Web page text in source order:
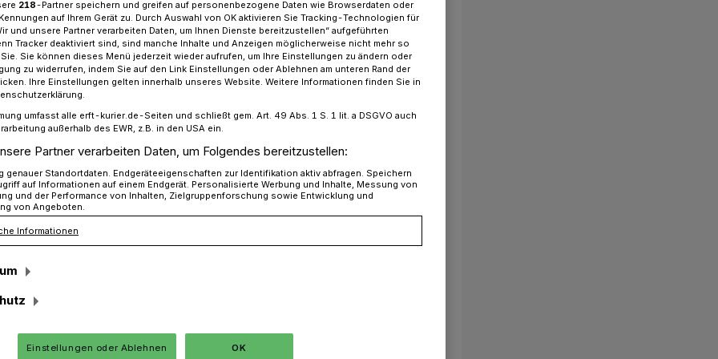
Dr. Walter Rehder über den Booster-Sonntag
den Booster-Sonntag
Einzelnen
Sonntag“ bezeichnet: die
Erst-, Zweit- oder Dritt-Impfung gegen
Jüchen und der Rhein-Kreis haben
für Jüchen geschaffen. Der Top-
der als Impf-Arzt vor Ort den
218-Partner speichern und greifen auf personenbezogene Daten wie Browserdaten oder
auf Ihrem Gerät zu. Durch Auswahl von OK aktivieren Sie Tracking-Technologien für
und unsere Partner verarbeiten Daten, um Ihnen Dienste bereitzustellen“ aufgeführten
Tracker deaktiviert sind, sind manche Inhalte und Anzeigen möglicherweise nicht mehr so
Sie können dieses Menü jederzeit wieder aufrufen, um Ihre Einstellungen zu ändern oder
zu widerrufen, indem Sie auf den Link Einstellungen oder Ablehnen am unteren Rand der
Ihre Einstellungen gelten innerhalb unseres Website. Weitere Informationen finden Sie in
umfasst alle erft-kurier.de-Seiten und schließt gem. Art. 49 Abs. 1 S. 1 lit. a DSGVO auch
außerhalb des EWR, z.B. in den USA ein.
Partner verarbeiten Daten, um Folgendes bereitzustellen:
genauer Standortdaten. Endgeräteeigenschaften zur Identifikation aktiv abfragen. Speichern
auf Informationen auf einem Endgerät. Personalisierte Werbung und Inhalte, Messung von
und der Performance von Inhalten, Zielgruppenforschung sowie Entwicklung und
von Angeboten.
Informationen
Einstellungen oder Ablehnen OK